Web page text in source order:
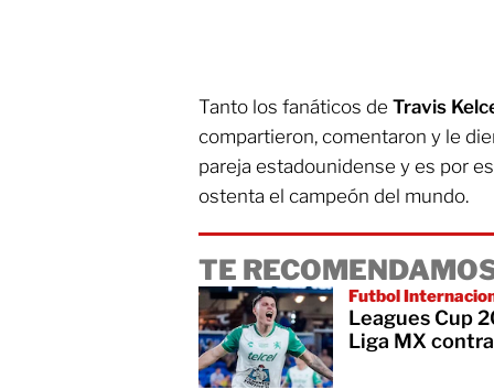
Tanto los fanáticos de Travis
compartieron, comentaron y le
pareja estadounidense y es por
ostenta el campeón del mundo.
TE
Futbol
Leagues Cup
Liga MX